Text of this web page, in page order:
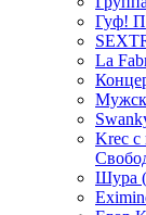
Гуф!
La
Krec с
Шура